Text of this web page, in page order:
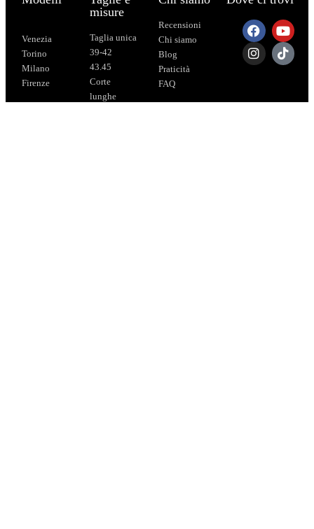
Venezia
Torino
Milano
Firenze
misure
Taglia unica
39-42
43.45
Corte
lunghe
Recensioni
Chi siamo
Blog
Praticità
FAQ